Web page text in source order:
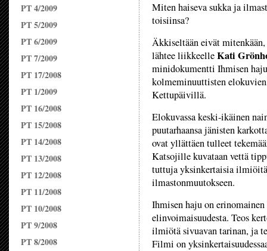
PT 4/2009
PT 5/2009
PT 6/2009
PT 7/2009
PT 17/2008
PT 1/2009
PT 16/2008
PT 15/2008
PT 14/2008
PT 13/2008
PT 12/2008
PT 11/2008
PT 10/2008
PT 9/2008
PT 8/2008
Miten haiseva sukka ja
toisiinsa?
Äkkiseltään eivät mitenkään,
lähtee liikkeelleKati
minidokumentti Ihmisen
kolmeminuuttisten
Kettupäivillä.
Elokuvassa keski-ikäinen
puutarhaansa jänisten
ovat yllättäen tulleet
Katsojille kuvataan vettä
tuttuja yksinkertaisia
ilmastonmuutokseen.
Ihmisen haju on
elinvoimaisuudesta. Teos
ilmiötä sivuavan tarinan, ja
Filmi on